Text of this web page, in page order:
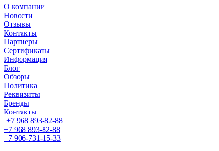
О компании
Новости
Отзывы
Контакты
Партнеры
Сертификаты
Информация
Блог
Обзоры
Политика
Реквизиты
Бренды
Контакты
+7 968 893-82-88
+7 968 893-82-88
+7 906-731-15-33